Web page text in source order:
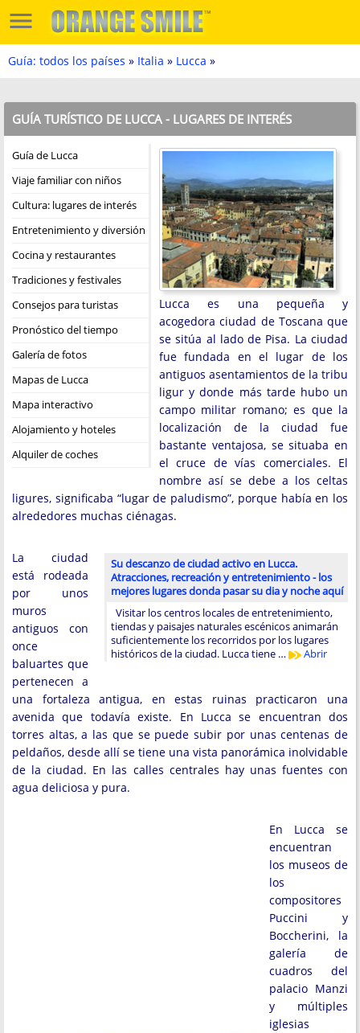
Guía: todos los países » Italia » Lucca »
GUÍA TURÍSTICO DE LUCCA - LUGARES DE INTERÉS
Guía de Lucca
Viaje familiar con niños
Cultura: lugares de interés
Entretenimiento y diversión
Cocina y restaurantes
Tradiciones y festivales
Consejos para turistas
Pronóstico del tiempo
Galería de fotos
Mapas de Lucca
Mapa interactivo
Alojamiento y hoteles
Alquiler de coches
Lucca es una pequeña y
acogedora ciudad de Toscana que
se sitúa al lado de Pisa. La ciudad
fue fundada en el lugar de los
antiguos asentamientos de la tribu
ligur y donde más tarde hubo un
campo militar romano; es que la
localización de la ciudad fue
bastante ventajosa, se situaba en
el cruce de vías comerciales. El
nombre así se debe a los celtas
ligures, significaba “lugar de paludismo”, porque había en los
alrededores muchas ciénagas.
Su descanzo de ciudad activo en Lucca.
Atracciones, recreación y entretenimiento - los
mejores lugares donda pasar su dia y noche aquí
Visitar los centros locales de entretenimiento,
tiendas y paisajes naturales escénicos animarán
suficientemente los recorridos por los lugares
históricos de la ciudad. Lucca tiene …
Abrir
La ciudad
está rodeada
por unos
muros
antiguos con
once
baluartes que
pertenecen a
una fortaleza antigua, en estas ruinas practicaron una
avenida que todavía existe. En Lucca se encuentran dos
torres altas, a las que se puede subir por unas centenas de
peldaños, desde allí se tiene una vista panorámica inolvidable
de la ciudad. En las calles centrales hay unas fuentes con
agua deliciosa y pura.
En Lucca se
encuentran
los museos de
los
compositores
Puccini y
Boccherini, la
galería de
cuadros del
palacio Manzi
y múltiples
iglesias